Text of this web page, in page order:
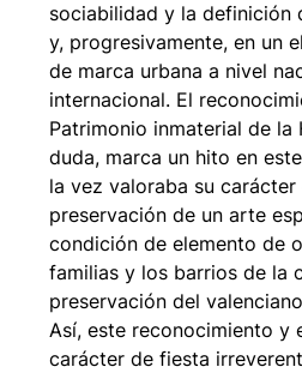
sociabilidad y la definición
y, progresivamente, en un
de marca urbana a nivel
internacional. El
Patrimonio inmaterial de la
duda, marca un hito en
la vez valoraba su carácter
preservación de un arte
condición de elemento de
familias y los barrios de la
preservación del
Así, este reconocimiento y
carácter de fiesta